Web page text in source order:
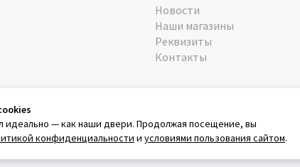
Новости
Наши магазины
Реквизиты
Контакты
идеально — как наши двери. Продолжая посещение, вы
конфиденциальности и условиями пользования сайтом.